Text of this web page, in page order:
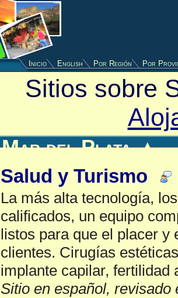
Inicio English Por Región Por
Sitios sobre
Mar del Plata▲
Salud y Turismo
La más alta tecnología,
calificados, un equipo
listos para que el placer y
clientes. Cirugías
implante capilar, fertilidad
Sitio en español, revisado